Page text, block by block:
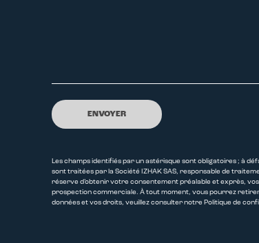
ENVOYER
Les champs identifiés par un astérisque sont obligatoires ; à
sont traitées par la Société IZHAK SAS, responsable de
réserve d’obtenir votre consentement préalable et exprès,
prospection commerciale. À tout moment, vous pourrez
données et vos droits, veuillez consulter notre Politique de